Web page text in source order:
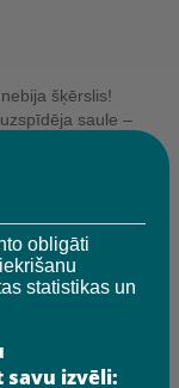
šķērslis!
saule –
ikvienam,…
obligāti
statistikas un
savu izvēli: